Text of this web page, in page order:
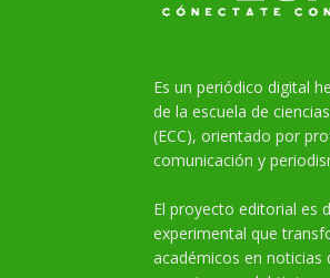
Es un periódico digital
de la escuela de
(ECC), orientado por
comunicación y
El proyecto editorial es
experimental que
académicos en noticias